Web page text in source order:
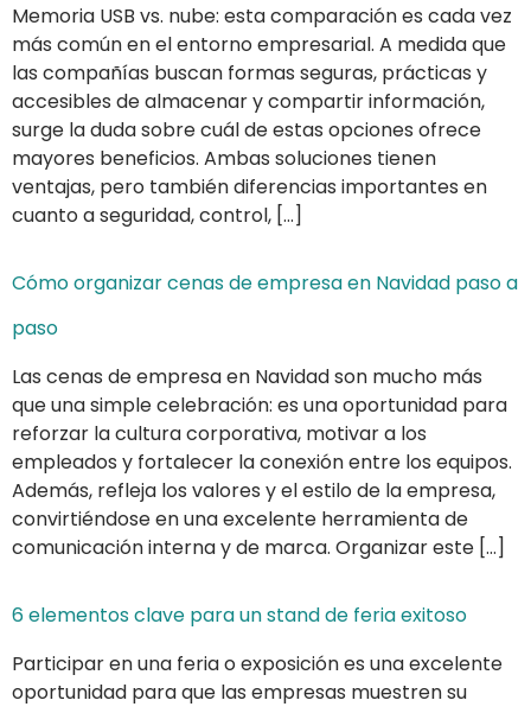
Memoria USB vs. nube: esta comparación es cada vez
más común en el entorno empresarial. A medida que
las compañías buscan formas seguras, prácticas y
accesibles de almacenar y compartir información,
surge la duda sobre cuál de estas opciones ofrece
mayores beneficios. Ambas soluciones tienen
ventajas, pero también diferencias importantes en
cuanto a seguridad, control, […]
Cómo organizar cenas de empresa en Navidad paso a
paso
Las cenas de empresa en Navidad son mucho más
que una simple celebración: es una oportunidad para
reforzar la cultura corporativa, motivar a los
empleados y fortalecer la conexión entre los equipos.
Además, refleja los valores y el estilo de la empresa,
convirtiéndose en una excelente herramienta de
comunicación interna y de marca. Organizar este […]
6 elementos clave para un stand de feria exitoso
Participar en una feria o exposición es una excelente
oportunidad para que las empresas muestren su